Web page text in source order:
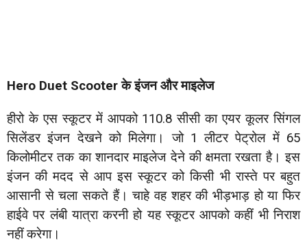
Hero Duet Scooter के इंजन और माइलेज
हीरो के एस स्कूटर में आपको 110.8 सीसी का एयर कूलर सिंगल
सिलेंडर इंजन देखने को मिलेगा। जो 1 लीटर पेट्रोल में 65
किलोमीटर तक का शानदार माइलेज देने की क्षमता रखता है। इस
इंजन की मदद से आप इस स्कूटर को किसी भी रास्ते पर बहुत
आसानी से चला सकते हैं। चाहे वह शहर की भीड़भाड़ हो या फिर
हाईवे पर लंबी यात्रा करनी हो यह स्कूटर आपको कहीं भी निराश
नहीं करेगा।